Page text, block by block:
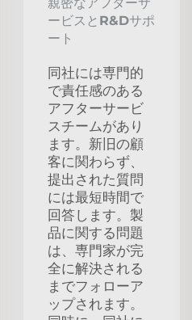
ービスとR&Dサポ
ート
同社には専門的
で責任感のある
アフターサービ
スチームがあり
ます。新旧の顧
客に関わらず、
提出された質問
には最短時間で
回答します。製
品に関する問題
は、専門家が完
全に解決される
までフォローア
ップされます。